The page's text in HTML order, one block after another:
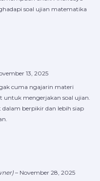
soal ujian matematika
13, 2025
cuma ngajarin materi
untuk mengerjakan soal ujian.
dalam berpikir dan lebih siap
– November 28, 2025